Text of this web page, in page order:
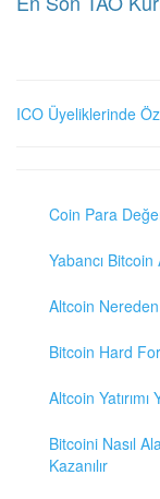
ICO Üyeliklerinde
Coin Para
Yabancı
Altcoin Nereden
Bitcoin Hard
Altcoin
Bitcoini Nasıl
Kazanılır